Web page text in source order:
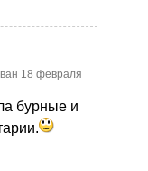
18 февраля
бурные и